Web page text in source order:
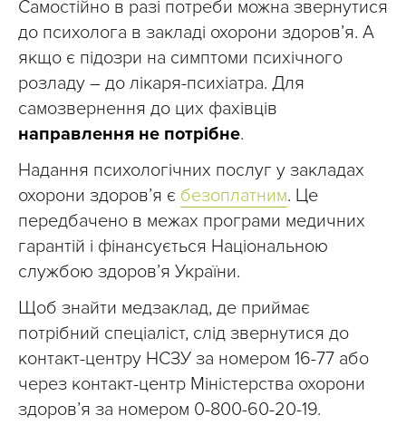
Самостійно в разі потреби можна звернутися
до психолога в закладі охорони здоровʼя. А
якщо є підозри на симптоми психічного
розладу – до лікаря-психіатра. Для
самозвернення до цих фахівців
направлення не потрібне.
Надання психологічних послуг у закладах
охорони здоровʼя є безоплатним. Це
передбачено в межах програми медичних
гарантій і фінансується Національною
службою здоровʼя України.
Щоб знайти медзаклад, де приймає
потрібний спеціаліст, слід звернутися до
контакт-центру НСЗУ за номером 16-77 або
через контакт-центр Міністерства охорони
здоров’я за номером 0-800-60-20-19.